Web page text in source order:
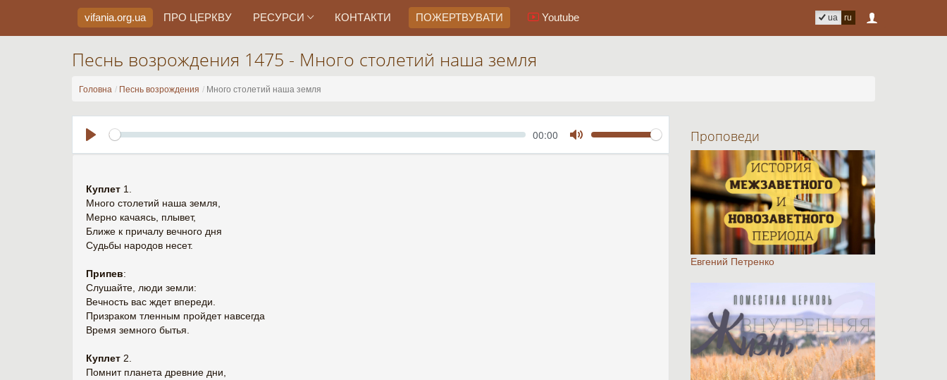
vifania.org.ua ПРО ЦЕРКВУ РЕСУРСИ КОНТАКТИ ПОЖЕРТВУВАТИ Youtube ua ru
Песнь возрождения 1475 - Много столетий наша земля
Головна Песнь возрождения Много столетий наша земля
Seek Current
00:00
Mute
Volume
Куплет 1.
Много столетий наша земля,
Мерно качаясь, плывет,
Ближе к причалу вечного дня
Судьбы народов несет.
Припев:
Слушайте, люди земли:
Вечность вас ждет впереди.
Призраком тленным пройдет навсегда
Время земного бытья.
Куплет 2.
Помнит планета древние дни,
Проповеди
Евгений Петренко